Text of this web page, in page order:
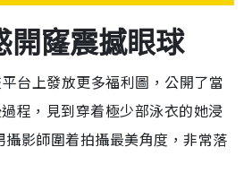
開窿震撼眼球
台上發放更多福利圖，公開了當
程，見到穿着極少部泳衣的她浸
影師圍着拍攝最美角度，非常落